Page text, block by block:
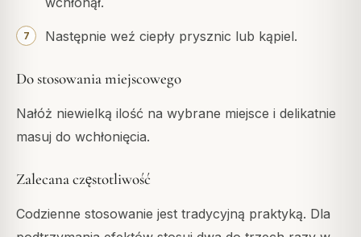
Następnie weź ciepły prysznic lub kąpiel.
Do stosowania miejscowego
Nałóż niewielką ilość na wybrane miejsce i delikatnie
masuj do wchłonięcia.
Zalecana częstotliwość
Codzienne stosowanie jest tradycyjną praktyką. Dla